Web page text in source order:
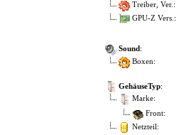
Treiber, Ver.:
GPU-Z Vers.:
Sound:
Boxen:
GehäuseTyp:
Marke:
Front:
Netzteil: